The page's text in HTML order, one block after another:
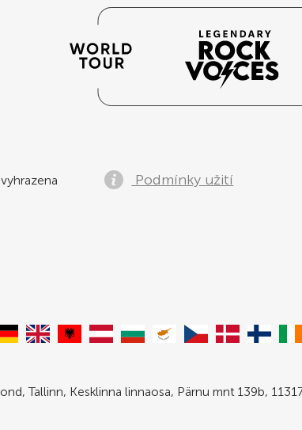
Podmínky užití
Tallinn, Kesklinna linnaosa, Pärnu mnt 139b,